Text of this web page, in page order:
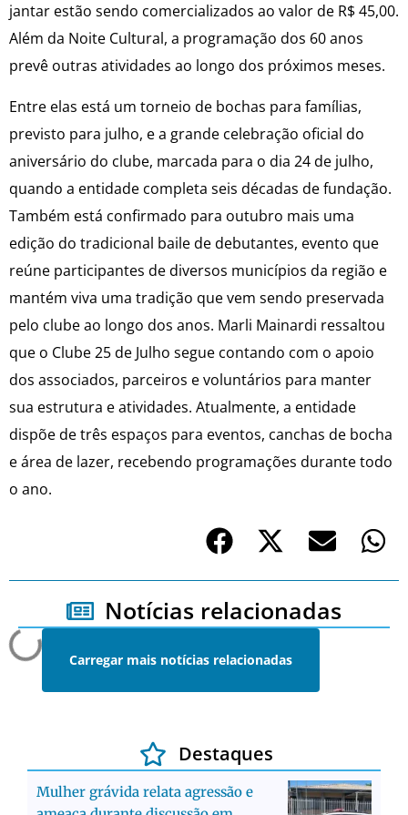
jantar estão sendo comercializados ao valor de R$ 45,00.
Além da Noite Cultural, a programação dos 60 anos
prevê outras atividades ao longo dos próximos meses.
Entre elas está um torneio de bochas para famílias,
previsto para julho, e a grande celebração oficial do
aniversário do clube, marcada para o dia 24 de julho,
quando a entidade completa seis décadas de fundação.
Também está confirmado para outubro mais uma
edição do tradicional baile de debutantes, evento que
reúne participantes de diversos municípios da região e
mantém viva uma tradição que vem sendo preservada
pelo clube ao longo dos anos. Marli Mainardi ressaltou
que o Clube 25 de Julho segue contando com o apoio
dos associados, parceiros e voluntários para manter
sua estrutura e atividades. Atualmente, a entidade
dispõe de três espaços para eventos, canchas de bocha
e área de lazer, recebendo programações durante todo
o ano.
Notícias relacionadas
Carregar mais notícias relacionadas
Destaques
Mulher grávida relata agressão e